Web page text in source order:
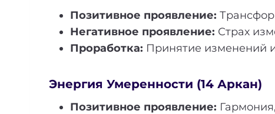
Позитивное проявление:
Негативное проявление: Страх
Проработка: Принятие изменений и
Энергия Умеренности (14 Аркан)
Позитивное проявление: